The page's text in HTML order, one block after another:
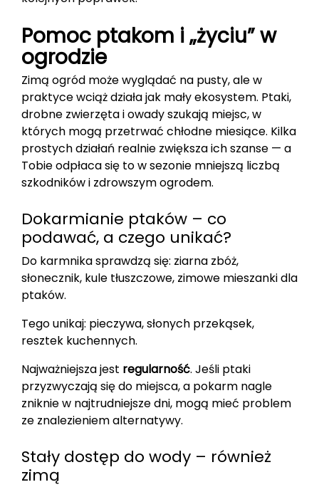
Pomoc ptakom i „życiu” w
ogrodzie
Zimą ogród może wyglądać na pusty, ale w
praktyce wciąż działa jak mały ekosystem. Ptaki,
drobne zwierzęta i owady szukają miejsc, w
których mogą przetrwać chłodne miesiące. Kilka
prostych działań realnie zwiększa ich szanse — a
Tobie odpłaca się to w sezonie mniejszą liczbą
szkodników i zdrowszym ogrodem.
Dokarmianie ptaków – co
podawać, a czego unikać?
Do karmnika sprawdzą się: ziarna zbóż,
słonecznik, kule tłuszczowe, zimowe mieszanki dla
ptaków.
Tego unikaj: pieczywa, słonych przekąsek,
resztek kuchennych.
Najważniejsza jest regularność. Jeśli ptaki
przyzwyczają się do miejsca, a pokarm nagle
zniknie w najtrudniejsze dni, mogą mieć problem
ze znalezieniem alternatywy.
Stały dostęp do wody – również
zimą